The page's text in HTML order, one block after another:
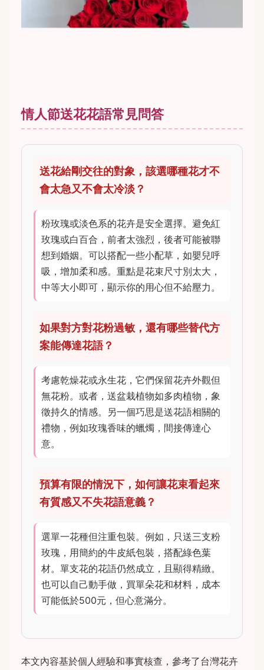
情人節送花花語常見問答
送花給剛交往的對象，該選哪種花才不
會太急又不會太冷淡？
粉玫瑰或淡色系的花卉是安全選擇。避免紅
玫瑰或白百合，前者太強烈，後者可能被聯
想到婚姻。可以搭配一些小配草，如嬰兒呼
吸，增加柔和感。重點是花束尺寸別太大，
中等大小即可，顯示你的用心但不給壓力。
如果對方對花粉過敏，還有哪些替代方
案能傳達花語？
考慮乾燥花或永生花，它們保留花卉外觀但
無花粉。或者，送盆栽植物如多肉植物，象
徵持久的情感。另一個巧思是送花語相關的
禮物，例如玫瑰香味的蠟燭，間接傳達心
意。
預算有限的情況下，如何讓花束看起來
有質感又不失花語意義？
選單一花種但注重包裝。例如，只送三支粉
玫瑰，用簡約的牛皮紙包裝，搭配綠色葉
材。單支花的花語仍然成立，且顯得精緻。
也可以自己動手做，買單朵花和材料，成本
可能低於500元，但心意滿分。
本文內容基於個人經驗和事實核查，參考了台灣花卉